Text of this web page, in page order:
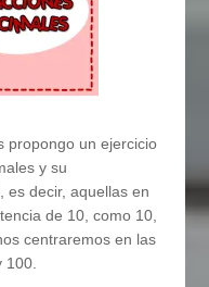
propongo un ejercicio
y su
es decir, aquellas en
de 10, como 10,
centraremos en las
100.